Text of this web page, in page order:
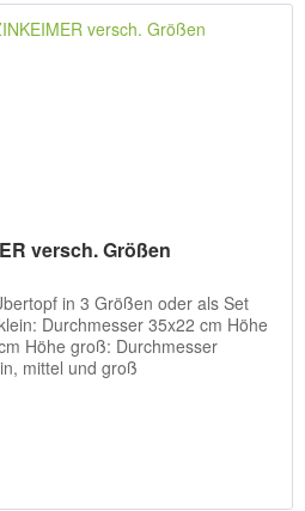
versch. Größen
in 3 Größen oder als Set
Durchmesser 35x22 cm Höhe
Höhe groß: Durchmesser
mittel und groß